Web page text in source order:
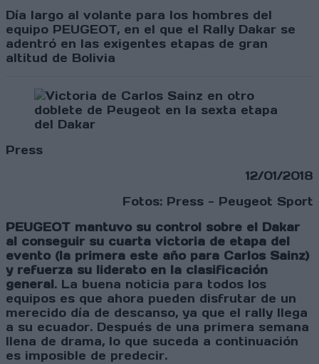
Día largo al volante para los hombres del
equipo PEUGEOT, en el que el Rally Dakar se
adentró en las exigentes etapas de gran
altitud de Bolivia
Press
12/01/2018
Fotos: Press - Peugeot Sport
PEUGEOT mantuvo su control sobre el Dakar
al conseguir su cuarta victoria de etapa del
evento (la primera este año para Carlos Sainz)
y refuerza su liderato en la clasificación
general. La buena noticia para todos los
equipos es que ahora pueden disfrutar de un
merecido día de descanso, ya que el rally llega
a su ecuador. Después de una primera semana
llena de drama, lo que suceda a continuación
es imposible de predecir.